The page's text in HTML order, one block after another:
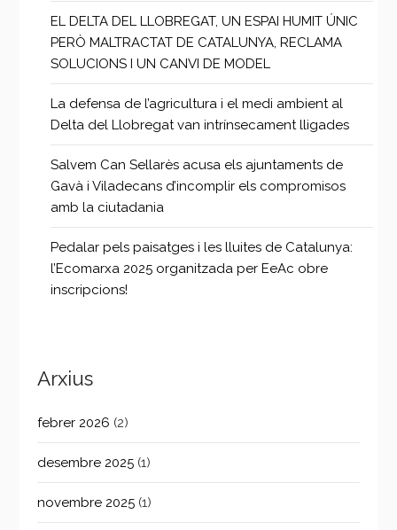
EL DELTA DEL LLOBREGAT, UN ESPAI HUMIT ÚNIC
PERÒ MALTRACTAT DE CATALUNYA, RECLAMA
SOLUCIONS I UN CANVI DE MODEL
La defensa de l’agricultura i el medi ambient al
Delta del Llobregat van intrínsecament lligades
Salvem Can Sellarès acusa els ajuntaments de
Gavà i Viladecans d’incomplir els compromisos
amb la ciutadania
Pedalar pels paisatges i les lluites de Catalunya:
l’Ecomarxa 2025 organitzada per EeAc obre
inscripcions!
Arxius
febrer 2026 (2)
desembre 2025 (1)
novembre 2025 (1)